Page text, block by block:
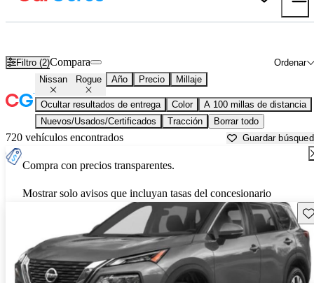
Filtro (2) Ordenar
Compara
Nissan Rogue Año Precio Millaje
Ocultar resultados de entrega Color
A 100 millas de distancia
Nuevos/Usados/Certificados
Tracción Borrar todo
720 vehículos encontrados Guardar
Compra con precios transparentes.
Mostrar solo avisos que incluyan tasas del concesionario